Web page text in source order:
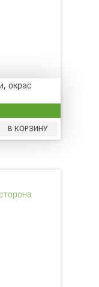
окрас
В КОРЗИНУ